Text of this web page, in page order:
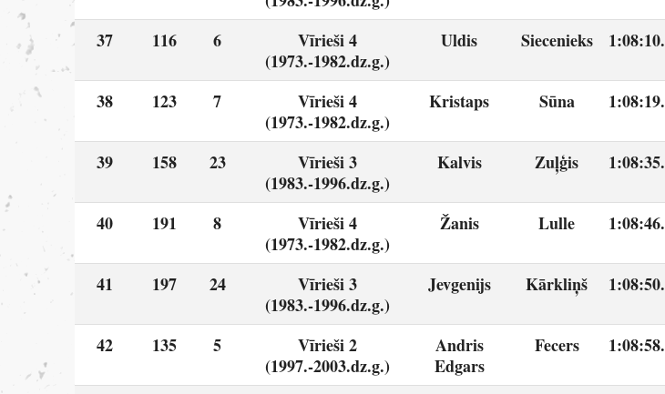
37 116 6
Vīrieši 4
(1973.-1982.dz.g.)
Uldis Siecenieks
38 123 7
Vīrieši 4
(1973.-1982.dz.g.)
Kristaps Sūna
39 158 23
Vīrieši 3
(1983.-1996.dz.g.)
Kalvis Zuļģis
40 191 8
Vīrieši 4
(1973.-1982.dz.g.)
Žanis Lulle
41 197 24
Vīrieši 3
(1983.-1996.dz.g.)
Jevgenijs Kārkliņš
42 135 5
Vīrieši 2
(1997.-2003.dz.g.)
Andris
Edgars
Fecers